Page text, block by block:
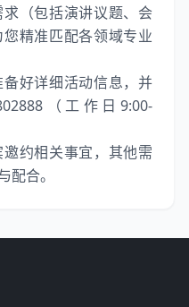
（包括演讲议题、会
精准匹配各领域专业
好详细活动信息，并
（工作日9:00-
约相关事宜，其他需
配合。